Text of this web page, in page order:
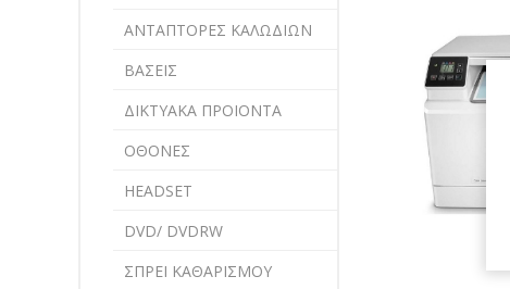
ΑΝΤΑΠΤΟΡΕΣ ΚΑΛΩΔΙΩΝ
ΒΑΣΕΙΣ
ΔΙΚΤΥΑΚΑ ΠΡΟΙΟΝΤΑ
ΟΘΟΝΕΣ
HEADSET
DVD/ DVDRW
ΣΠΡΕΙ ΚΑΘΑΡΙΣΜΟΥ